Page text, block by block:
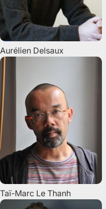
Aurélien Delsaux
Taï-Marc Le Thanh